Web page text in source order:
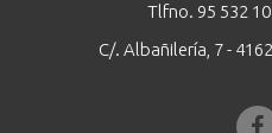
Tlfno. 95 532
C/. Albañilería, 7 -